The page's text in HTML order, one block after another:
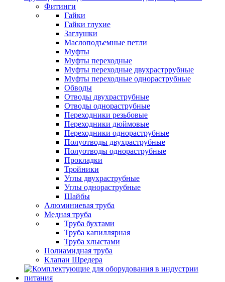
Фитинги
Гайки
Гайки глухие
Заглушки
Маслоподъемные петли
Муфты
Муфты переходные
Муфты переходные двухрастррубные
Муфты переходные однораструбные
Обводы
Отводы двухраструбные
Отводы однораструбные
Переходники резьбовые
Переходники дюймовые
Переходники однораструбные
Полуотводы двухраструбные
Полуотводы однораструбные
Прокладки
Тройники
Углы двухраструбные
Углы однораструбные
Шайбы
Алюминиевая труба
Медная труба
Труба бухтами
Труба капиллярная
Труба хлыстами
Полиамидная труба
Клапан Шредера